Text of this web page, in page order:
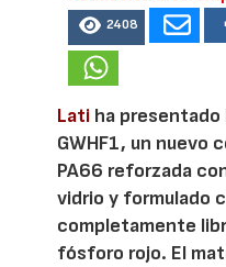
2408
Lati ha
GWHF1, un nuevo
PA66 reforzada
vidrio y formulado
completamente
fósforo rojo. El